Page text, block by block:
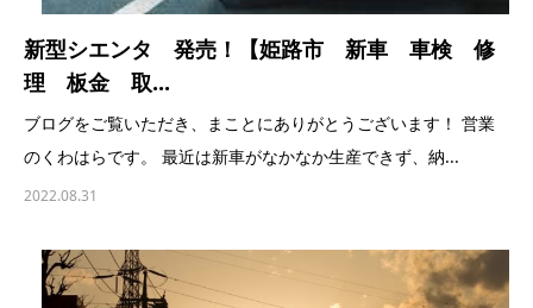
新型シエンタ 発売！【姫路市 新車 車検 修
理 板金 取...
ブログをご覧いただき、まことにありがとうございます！ 営業
のくわはらです。 最近は新車がなかなか生産できず、納...
2022.08.31